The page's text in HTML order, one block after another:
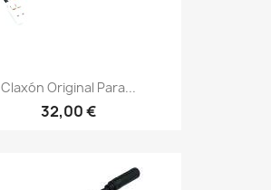
Claxón Original Para...
32,00 €